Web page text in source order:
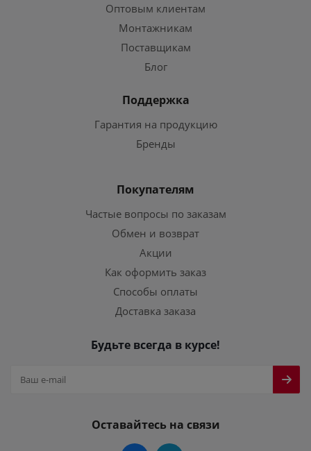
Оптовым клиентам
Монтажникам
Поставщикам
Блог
Поддержка
Гарантия на продукцию
Бренды
Покупателям
Частые вопросы по заказам
Обмен и возврат
Акции
Как оформить заказ
Способы оплаты
Доставка заказа
Будьте всегда в курсе!
Оставайтесь на связи